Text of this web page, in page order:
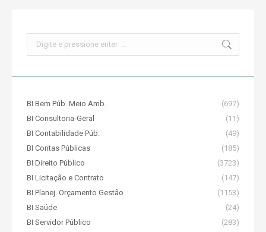
BI Bem Púb. Meio Amb.
(697)
BI Consultoria-Geral
(11)
BI Contabilidade Púb.
(49)
BI Contas Públicas
(185)
BI Direito Público
(3723)
BI Licitação e Contrato
(147)
BI Planej. Orçamento Gestão
(1153)
BI Saúde
(24)
BI Servidor Público
(283)